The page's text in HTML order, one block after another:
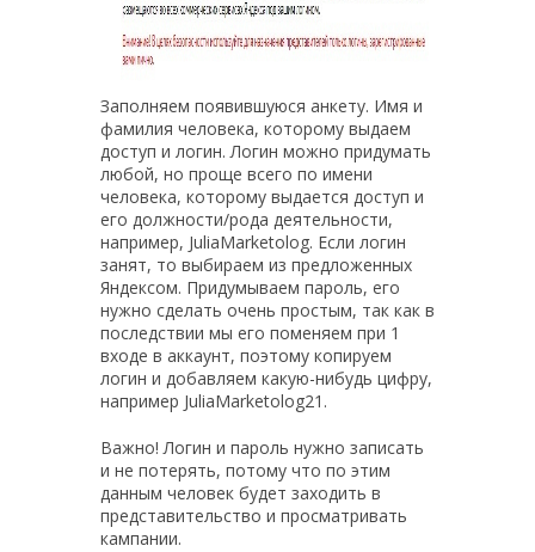
Заполняем появившуюся анкету. Имя и
фамилия человека, которому выдаем
доступ и логин. Логин можно придумать
любой, но проще всего по имени
человека, которому выдается доступ и
его должности/рода деятельности,
например, JuliaMarketolog. Если логин
занят, то выбираем из предложенных
Яндексом. Придумываем пароль, его
нужно сделать очень простым, так как в
последствии мы его поменяем при 1
входе в аккаунт, поэтому копируем
логин и добавляем какую-нибудь цифру,
например JuliaMarketolog21.
Важно! Логин и пароль нужно записать
и не потерять, потому что по этим
данным человек будет заходить в
представительство и просматривать
кампании.